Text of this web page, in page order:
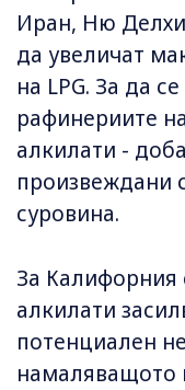
Иран, Ню
да увеличат
на LPG. За да
рафинериите
алкилати -
произвеждани
суровина.
За Калифорния
алкилати
потенциален
намаляващото